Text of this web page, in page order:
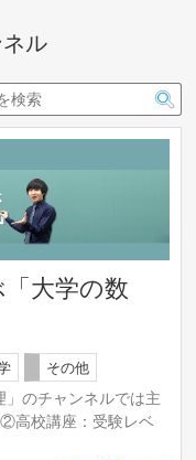
ル
大学の数
その他
」のチャンネルでは主
高校講座：受験レベ